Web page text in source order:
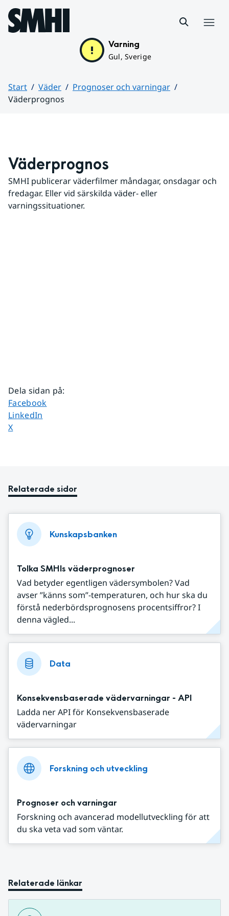
Hoppa till sidans innehåll
Varning
Gul, Sverige
Start Väder
Prognoser och varningar
Väderprognos
Väderprognos
SMHI publicerar väderfilmer måndagar, onsdagar och
fredagar. Eller vid särskilda väder- eller
varningssituationer.
Dela sidan på:
Dela sidan på
Facebook
Dela sidan på
LinkedIn
Dela sidan på
X
Relaterade sidor
Kunskapsbanken
Tolka SMHIs väderprognoser
Vad betyder egentligen vädersymbolen? Vad
avser ”känns som”-temperaturen, och hur ska du
förstå nederbördsprognosens procentsiffror? I
denna vägled...
Data
Konsekvensbaserade vädervarningar - API
Ladda ner API för Konsekvensbaserade
vädervarningar
Forskning och utveckling
Prognoser och varningar
Forskning och avancerad modellutveckling för att
du ska veta vad som väntar.
Relaterade länkar